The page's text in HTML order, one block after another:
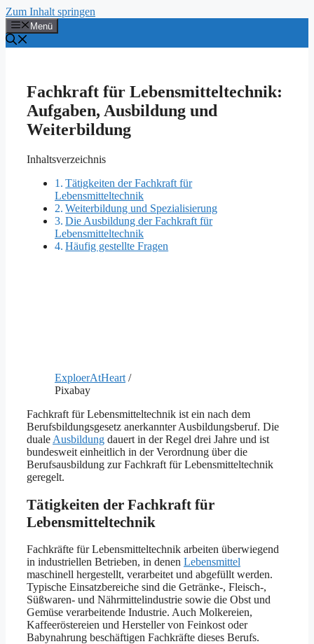
Zum Inhalt springen
Menü
Fachkraft für Lebensmitteltechnik:
Aufgaben, Ausbildung und
Weiterbildung
Inhaltsverzeichnis
Tätigkeiten der Fachkraft für
Lebensmitteltechnik
Weiterbildung und Spezialisierung
Die Ausbildung der Fachkraft für
Lebensmitteltechnik
Häufig gestellte Fragen
ExploerAtHeart /
Pixabay
Fachkraft für Lebensmitteltechnik ist ein nach dem
Berufsbildungsgesetz anerkannter Ausbildungsberuf. Die
duale Ausbildung dauert in der Regel drei Jahre und ist
bundesweit einheitlich in der Verordnung über die
Berufsausbildung zur Fachkraft für Lebensmitteltechnik
geregelt.
Tätigkeiten der Fachkraft für
Lebensmitteltechnik
Fachkräfte für Lebensmitteltechnik arbeiten überwiegend
in industriellen Betrieben, in denen Lebensmittel
maschinell hergestellt, verarbeitet und abgefüllt werden.
Typische Einsatzbereiche sind die Getränke-, Fleisch-,
Süßwaren- und Nährmittelindustrie sowie die Obst und
Gemüse verarbeitende Industrie. Auch Molkereien,
Kaffeeröstereien und Hersteller von Feinkost oder
Babynahrung beschäftigen Fachkräfte dieses Berufs.